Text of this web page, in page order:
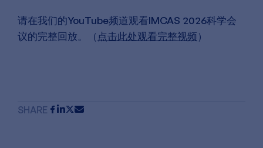
请在我们的YouTube频道观看IMCAS 2026科学会
议的完整回放。（ 点击此处观看完整视频）
SHARE